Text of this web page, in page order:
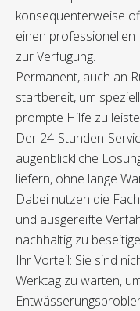
konsequenterweise
einen
zur Verfügung.
Permanent, auch an
startbereit, um
prompte Hilfe zu
Der 24-Stunden-
augenblickliche
liefern, ohne lange
Dabei nutzen die
und ausgereifte
nachhaltig zu
Ihr Vorteil: Sie sind
Werktag zu warten,